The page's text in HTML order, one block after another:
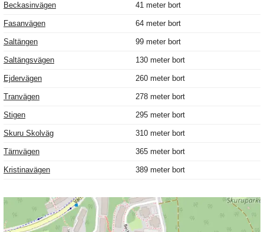
Beckasinvägen 41 meter bort
Fasanvägen 64 meter bort
Saltängen 99 meter bort
Saltängsvägen 130 meter bort
Ejdervägen 260 meter bort
Tranvägen 278 meter bort
Stigen 295 meter bort
Skuru Skolväg 310 meter bort
Tärnvägen 365 meter bort
Kristinavägen 389 meter bort